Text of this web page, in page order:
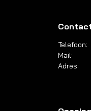
Telefoon:
Mail:
Adres: